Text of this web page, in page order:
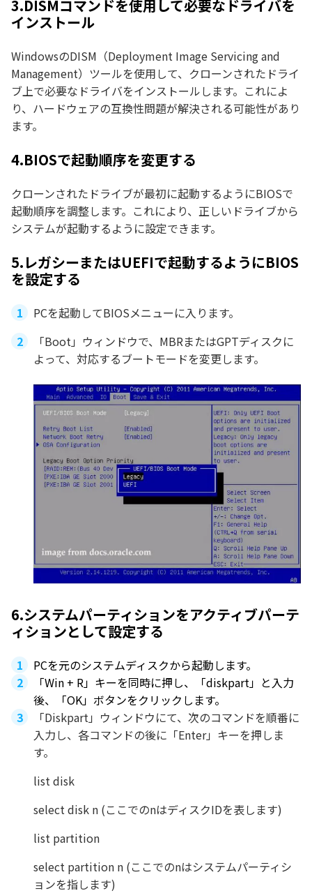
3.DISMコマンドを使用して必要なドライバを
インストール
WindowsのDISM（Deployment Image Servicing and
Management）ツールを使用して、クローンされたドライ
ブ上で必要なドライバをインストールします。これによ
り、ハードウェアの互換性問題が解決される可能性があり
ます。
4.BIOSで起動順序を変更する
クローンされたドライブが最初に起動するようにBIOSで
起動順序を調整します。これにより、正しいドライブから
システムが起動するように設定できます。
5.レガシーまたはUEFIで起動するようにBIOS
を設定する
PCを起動してBIOSメニューに入ります。
「Boot」ウィンドウで、MBRまたはGPTディスクに
よって、対応するブートモードを変更します。
6.システムパーティションをアクティブパーテ
ィションとして設定する
PCを元のシステムディスクから起動します。
「Win + R」キーを同時に押し、「diskpart」と入力
後、「OK」ボタンをクリックします。
「Diskpart」ウィンドウにて、次のコマンドを順番に
入力し、各コマンドの後に「Enter」キーを押しま
す。
list disk
select disk n (ここでのnはディスクIDを表します)
list partition
select partition n (ここでのnはシステムパーティシ
ョンを指します)